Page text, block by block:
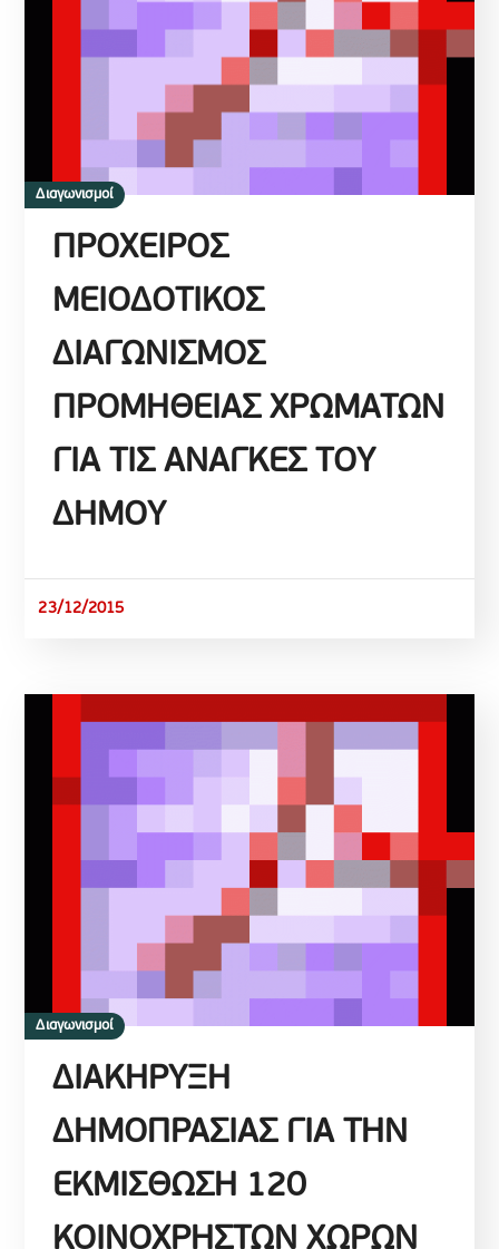
Διαγωνισμοί
ΠΡΟΧΕΙΡΟΣ
ΜΕΙΟΔΟΤΙΚΟΣ
ΔΙΑΓΩΝΙΣΜΟΣ
ΠΡΟΜΗΘΕΙΑΣ ΧΡΩΜΑΤΩΝ
ΓΙΑ ΤΙΣ ΑΝΑΓΚΕΣ ΤΟΥ
ΔΗΜΟΥ
23/12/2015
Διαγωνισμοί
ΔΙΑΚΗΡΥΞΗ
ΔΗΜΟΠΡΑΣΙΑΣ ΓΙΑ ΤΗΝ
ΕΚΜΙΣΘΩΣΗ 120
ΚΟΙΝΟΧΡΗΣΤΩΝ ΧΩΡΩΝ